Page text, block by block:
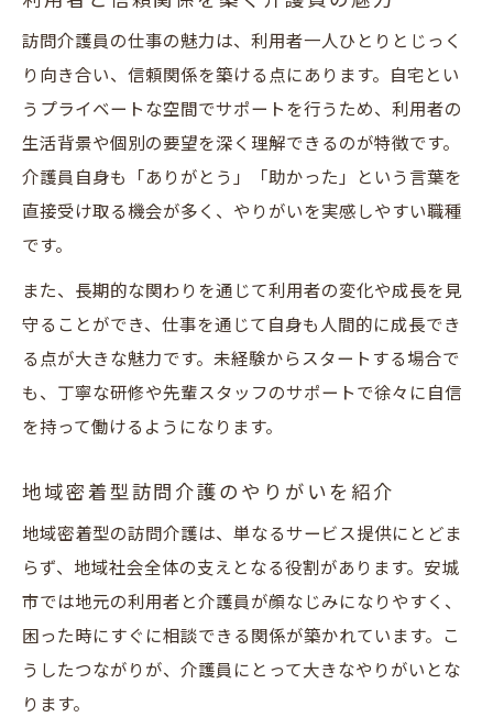
訪問介護員の仕事の魅力は、利用者一人ひとりとじっく
り向き合い、信頼関係を築ける点にあります。自宅とい
うプライベートな空間でサポートを行うため、利用者の
生活背景や個別の要望を深く理解できるのが特徴です。
介護員自身も「ありがとう」「助かった」という言葉を
直接受け取る機会が多く、やりがいを実感しやすい職種
です。
また、長期的な関わりを通じて利用者の変化や成長を見
守ることができ、仕事を通じて自身も人間的に成長でき
る点が大きな魅力です。未経験からスタートする場合で
も、丁寧な研修や先輩スタッフのサポートで徐々に自信
を持って働けるようになります。
地域密着型訪問介護のやりがいを紹介
地域密着型の訪問介護は、単なるサービス提供にとどま
らず、地域社会全体の支えとなる役割があります。安城
市では地元の利用者と介護員が顔なじみになりやすく、
困った時にすぐに相談できる関係が築かれています。こ
うしたつながりが、介護員にとって大きなやりがいとな
ります。